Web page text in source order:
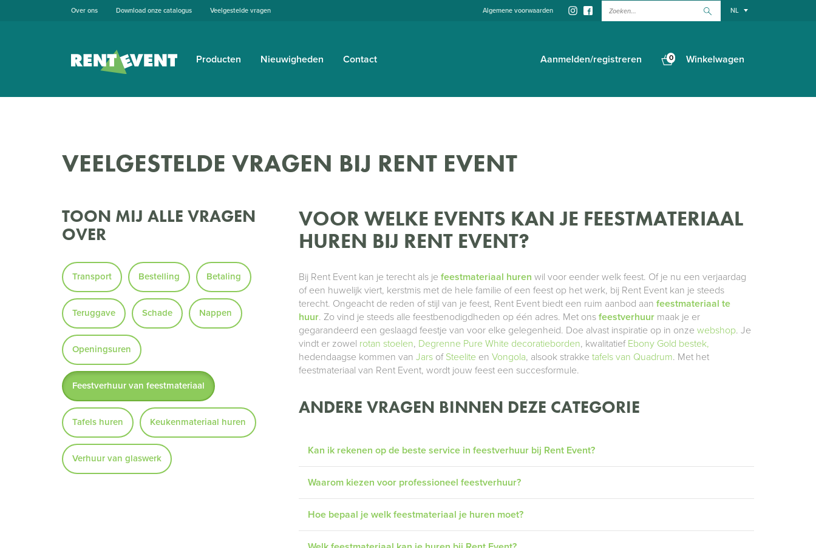
NL
Zoeken...
Algemene voorwaarden
Over ons Download onze catalogus Veelgestelde vragen
Producten Nieuwigheden Contact Aanmelden/registreren Winkelwagen
0
VEELGESTELDE VRAGEN BIJ RENT EVENT
TOON MIJ ALLE VRAGEN
OVER
Transport Bestelling Betaling
Teruggave Schade Nappen
Openingsuren
Feestverhuur van feestmateriaal
Tafels huren Keukenmateriaal huren
Verhuur van glaswerk
VOOR WELKE EVENTS KAN JE FEESTMATERIAAL
HUREN BIJ RENT EVENT?
Bij Rent Event kan je terecht als je feestmateriaal huren wil voor eender welk feest. Of je nu een verjaardag
of een huwelijk viert, kerstmis met de hele familie of een feest op het werk, bij Rent Event kan je steeds
terecht. Ongeacht de reden of stijl van je feest, Rent Event biedt een ruim aanbod aan feestmateriaal te
huur. Zo vind je steeds alle feestbenodigdheden op één adres. Met ons feestverhuur maak je er
gegarandeerd een geslaagd feestje van voor elke gelegenheid. Doe alvast inspiratie op in onze webshop. Je
vindt er zowel rotan stoelen, Degrenne Pure White decoratieborden, kwalitatief Ebony Gold bestek,
hedendaagse kommen van Jars of Steelite en Vongola, alsook strakke tafels van Quadrum. Met het
feestmateriaal van Rent Event, wordt jouw feest een succesformule.
ANDERE VRAGEN BINNEN DEZE CATEGORIE
Kan ik rekenen op de beste service in feestverhuur bij Rent Event?
Waarom kiezen voor professioneel feestverhuur?
Hoe bepaal je welk feestmateriaal je huren moet?